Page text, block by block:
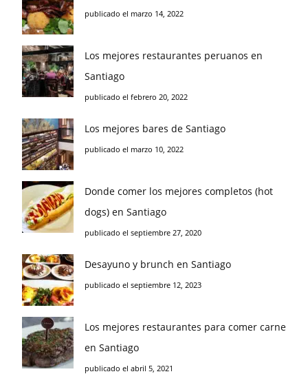
publicado el marzo 14, 2022
Los mejores restaurantes peruanos en
Santiago
publicado el febrero 20, 2022
Los mejores bares de Santiago
publicado el marzo 10, 2022
Donde comer los mejores completos (hot
dogs) en Santiago
publicado el septiembre 27, 2020
Desayuno y brunch en Santiago
publicado el septiembre 12, 2023
Los mejores restaurantes para comer carne
en Santiago
publicado el abril 5, 2021